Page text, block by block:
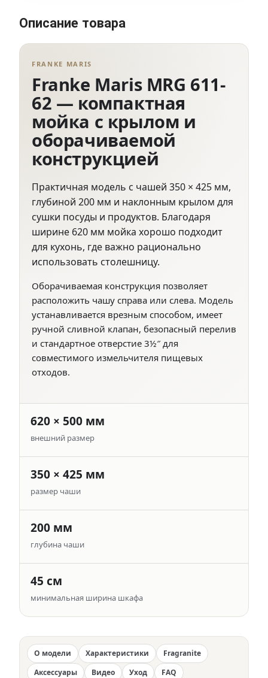
Описание товара
FRANKE MARIS
Franke Maris MRG 611-
62 — компактная
мойка с крылом и
оборачиваемой
конструкцией
Практичная модель с чашей 350 × 425 мм,
глубиной 200 мм и наклонным крылом для
сушки посуды и продуктов. Благодаря
ширине 620 мм мойка хорошо подходит
для кухонь, где важно рационально
использовать столешницу.
Оборачиваемая конструкция позволяет
расположить чашу справа или слева. Модель
устанавливается врезным способом, имеет
ручной сливной клапан, безопасный перелив
и стандартное отверстие 3½″ для
совместимого измельчителя пищевых
отходов.
620 × 500 мм
внешний размер
350 × 425 мм
размер чаши
200 мм
глубина чаши
45 см
минимальная ширина шкафа
О модели Характеристики
Fragranite
Аксессуары
Видео Уход FAQ